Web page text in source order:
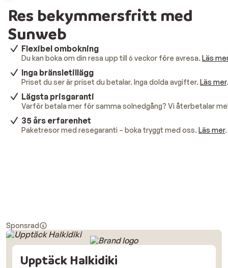
Res bekymmersfritt med
Sunweb
Flexibel ombokning
Du kan boka om din resa upp till 6 veckor före avresa. Läs mer
Inga bränsletillägg
Priset du ser är priset du betalar. Inga dolda avgifter. Läs mer.
Lägsta prisgaranti
Varför betala mer för samma solnedgång? Vi återbetalar
35 års erfarenhet
Paketresor med resegaranti – boka tryggt med oss. Läs mer.
Sponsrad
Upptäck Halkidiki